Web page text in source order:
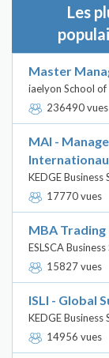
Les
Master
iaelyon School
236490 vues
MAI -
KEDGE Business
17770 vues
MBA Trading
ESLSCA
15827 vues
ISLI - Global
KEDGE Business
14956 vues